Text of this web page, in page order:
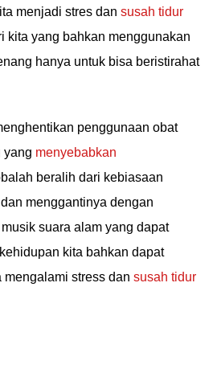
menjadi stres dan susah tidur
kita yang bahkan menggunakan
hanya untuk bisa beristirahat
penggunaan obat
yang menyebabkan
beralih dari kebiasaan
menggantinya dengan
suara alam yang dapat
kita bahkan dapat
mengalami stress dan susah tidur